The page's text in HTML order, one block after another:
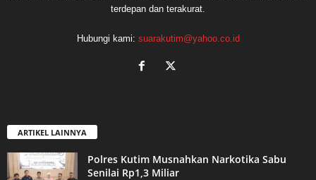
terdepan dan terakurat.
Hubungi kami: suarakutim@yahoo.co.id
ARTIKEL LAINNYA
Polres Kutim Musnahkan Narkotika Sabu
Senilai Rp1,3 Miliar